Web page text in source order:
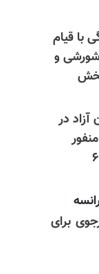
با قیام
شورشی و
آزاد در
برای